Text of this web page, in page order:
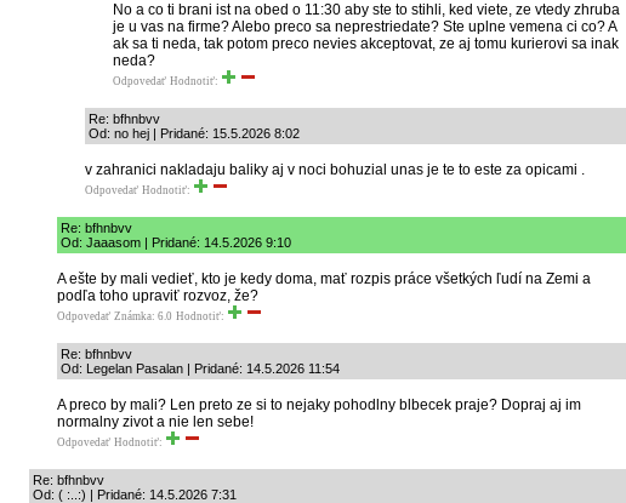
No a co ti brani ist na obed o 11:30 aby ste to stihli, ked viete, ze vtedy zhruba
je u vas na firme? Alebo preco sa neprestriedate? Ste uplne vemena ci co? A
ak sa ti neda, tak potom preco nevies akceptovat, ze aj tomu kurierovi sa inak
neda?
Odpovedať Hodnotiť:
Re: bfhnbvv
Od: no hej | Pridané: 15.5.2026 8:02
v zahranici nakladaju baliky aj v noci bohuzial unas je te to este za opicami .
Odpovedať Hodnotiť:
Re: bfhnbvv
Od: Jaaasom | Pridané: 14.5.2026 9:10
A ešte by mali vedieť, kto je kedy doma, mať rozpis práce všetkých ľudí na Zemi a
podľa toho upraviť rozvoz, že?
Odpovedať Známka: 6.0 Hodnotiť:
Re: bfhnbvv
Od: Legelan Pasalan | Pridané: 14.5.2026 11:54
A preco by mali? Len preto ze si to nejaky pohodlny blbecek praje? Dopraj aj im
normalny zivot a nie len sebe!
Odpovedať Hodnotiť:
Re: bfhnbvv
Od: ( :..:) | Pridané: 14.5.2026 7:31